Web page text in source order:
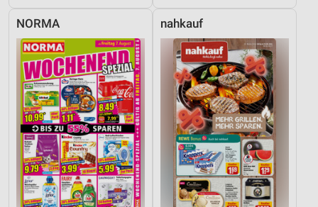
NORMA nahkauf
Verwendung genauer Standortdaten
Geräte anhand von aktiv angeforderten
Informationen identifizieren
Nicht-IAB-Verarbeitungszwecke:
Notwendig
Performance
Funktional
Werbung